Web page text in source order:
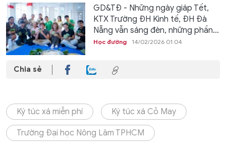
GD&TĐ - Những ngày giáp Tết,
KTX Trường ĐH Kinh tế, ĐH Đà
Nẵng vẫn sáng đèn, những phần...
Học đường 14/02/2026 01:04
Chia sẻ
Ký túc xá miễn phí Ký túc xá Cỏ May
Trường Đại học Nông Lâm TPHCM